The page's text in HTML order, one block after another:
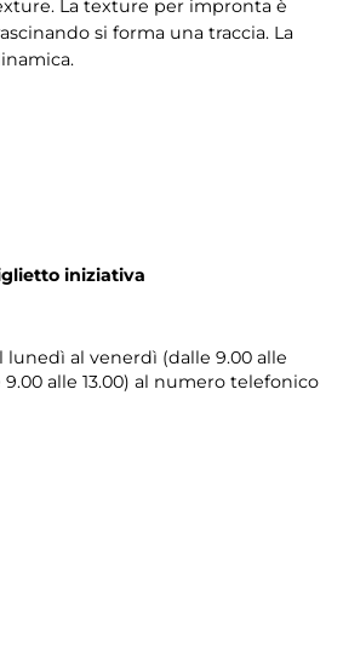
La texture per impronta è
si forma una traccia. La
iniziativa
al venerdì (dalle 9.00 alle
9.00 alle 13.00) al numero telefonico